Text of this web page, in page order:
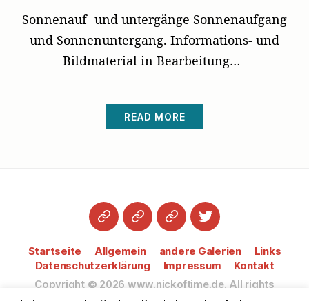
Sonnenauf- und untergänge Sonnenaufgang
und Sonnenuntergang. Informations- und
Bildmaterial in Bearbeitung…
READ MORE
StartseiteDatenschutzerklärung
Impressum
Twitter
Startseite Allgemein andere Galerien
Links
Datenschutzerklärung
Impressum
Kontakt
Copyright © 2026 www.nickoftime.de. All rights